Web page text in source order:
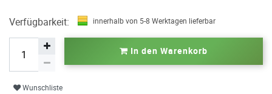
Verfügbarkeit: innerhalb von 5-8 Werktagen lieferbar
In den Warenkorb
Wunschliste